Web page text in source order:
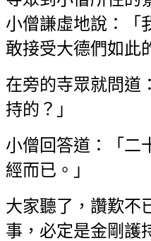
小僧謙虛地說：「
敢接受大德們如此
在旁的寺眾就問道
持的？」
小僧回答道：「二
經而已。」
大家聽了，讚歎不
事，必定是金剛護